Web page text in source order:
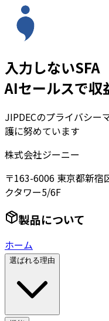
入力しないSFA
AIセールスで収
JIPDECのプライバシー
護に努めています
株式会社ジーニー
〒163-6006 東京都新宿
クタワー5/6F
製品について
ホーム
選ばれる理由